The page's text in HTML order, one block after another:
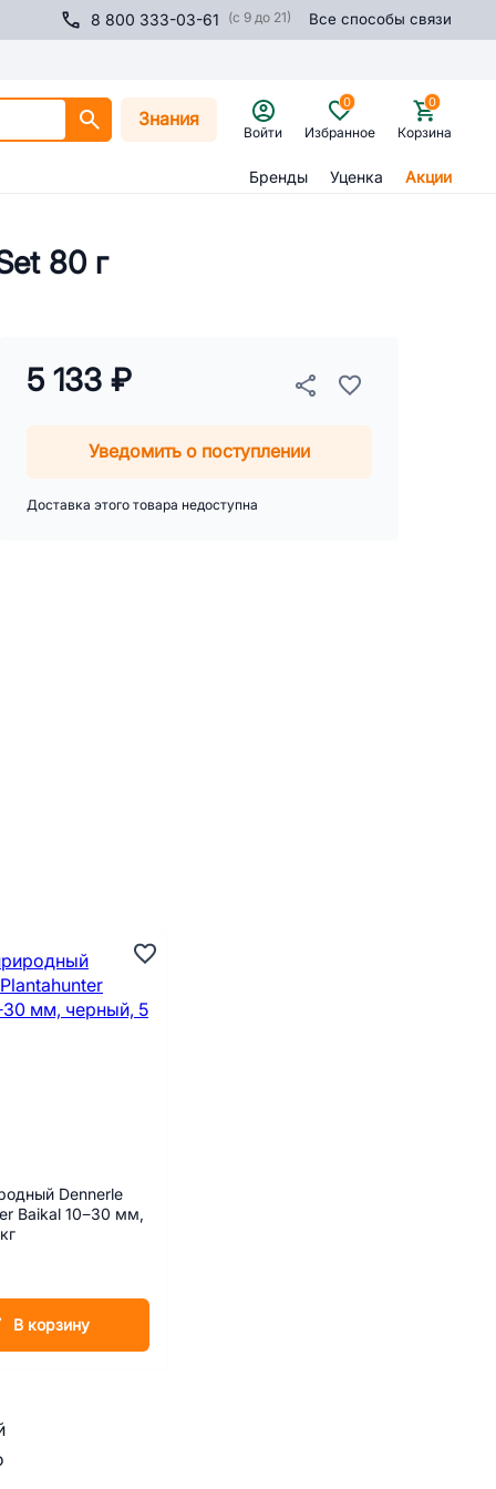
8 800 333-03-61 (с 9 до 21) Все способы связи
Знания
Войти Избранное
0
Корзина
0
Бренды Уценка Акции
80 г
5 133 ₽
Уведомить о поступлении
Доставка этого товара недоступна
Dennerle
Baikal 10−30 мм,
В корзину